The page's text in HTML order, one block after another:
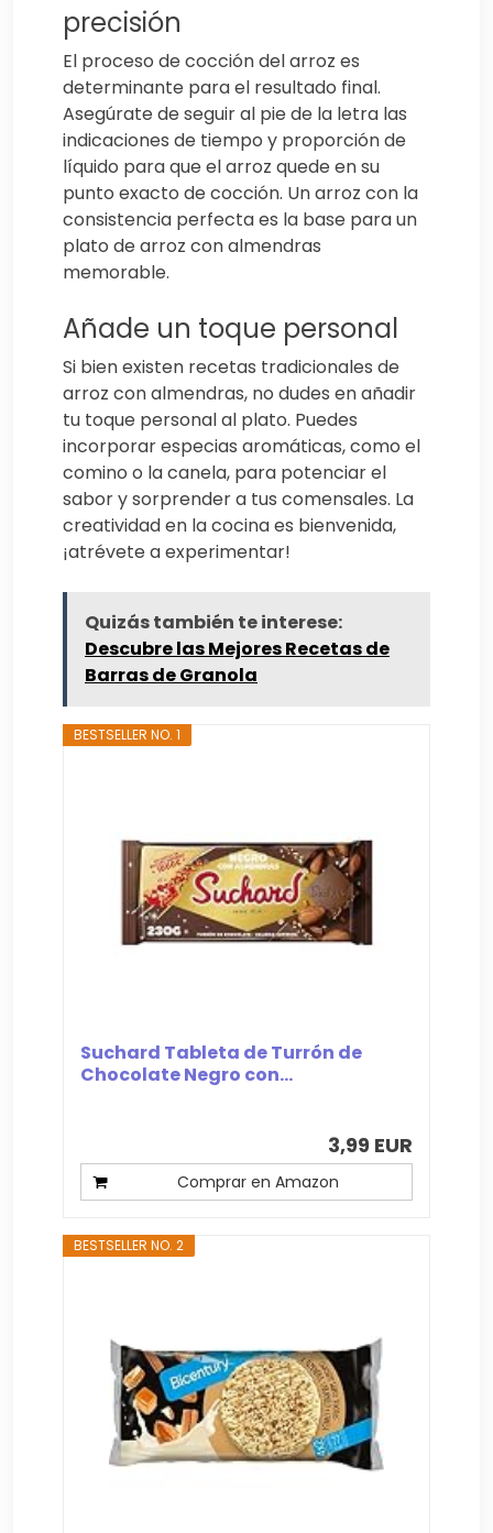
precisión
El proceso de cocción del arroz es
determinante para el resultado final.
Asegúrate de seguir al pie de la letra las
indicaciones de tiempo y proporción de
líquido para que el arroz quede en su
punto exacto de cocción. Un arroz con la
consistencia perfecta es la base para un
plato de arroz con almendras
memorable.
Añade un toque personal
Si bien existen recetas tradicionales de
arroz con almendras, no dudes en añadir
tu toque personal al plato. Puedes
incorporar especias aromáticas, como el
comino o la canela, para potenciar el
sabor y sorprender a tus comensales. La
creatividad en la cocina es bienvenida,
¡atrévete a experimentar!
Quizás también te interese:
Descubre las Mejores Recetas de
Barras de Granola
BESTSELLER NO. 1
Suchard Tableta de Turrón de
Chocolate Negro con...
3,99 EUR
Comprar en Amazon
BESTSELLER NO. 2